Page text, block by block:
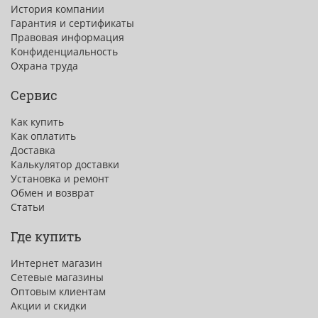
История компании
Гарантия и сертификаты
Правовая информация
Конфиденциальность
Охрана труда
Сервис
Как купить
Как оплатить
Доставка
Калькулятор доставки
Установка и ремонт
Обмен и возврат
Статьи
Где купить
Интернет магазин
Сетевые магазины
Оптовым клиентам
Акции и скидки